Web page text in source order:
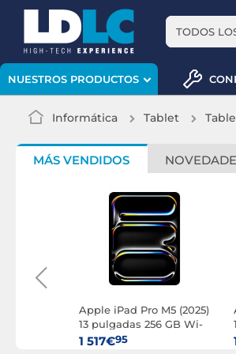
TODOS
NUESTROS PRODUCTOS
Informática Tablet
MÁS VENDIDOS
Apple iPad Pro M5 (2025)
13 pulgadas 256 GB Wi-
Fi Plata
1 517€95